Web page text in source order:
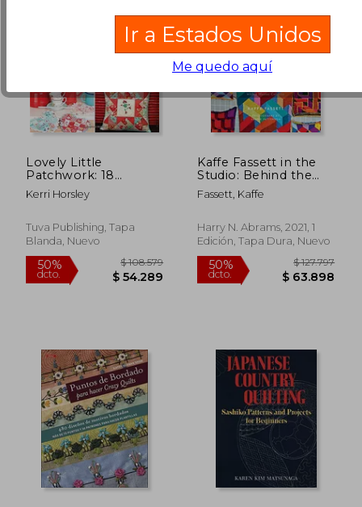
Lovely Little
Patchwork: 18
Projects to Sew
Through the Seasons
Kerri Horsley
Tuva Publishing, Tapa
Blanda, Nuevo
Kaffe Fassett in the
Studio: Behind the
Scenes With a Master
Colorist (en Inglés)
Fassett, Kaffe
Harry N. Abrams, 2021, 1
Edición, Tapa Dura, Nuevo
Ir a Estados Unidos
Me quedo aquí